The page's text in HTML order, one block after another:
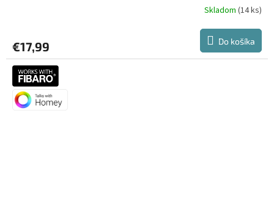
je
4,6
z
hviezdičiek.
Skladom(14 ks)
€17,99 Do košíka